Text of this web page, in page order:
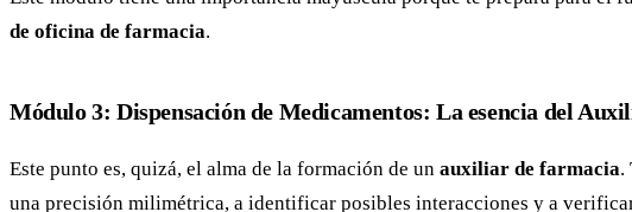
de oficina de farmacia.
Módulo 3: Dispensación de Medicamentos: La esencia del
Este punto es, quizá, el alma de la formación de un auxiliar de farmacia.
una precisión milimétrica, a identificar posibles interacciones y a